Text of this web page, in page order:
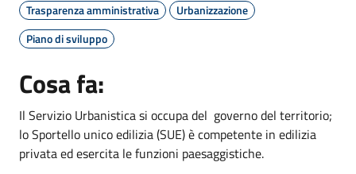
Trasparenza amministrativa
Urbanizzazione
Piano di sviluppo
Cosa fa:
Il Servizio Urbanistica si occupa del governo del territorio;
lo Sportello unico edilizia (SUE) è competente in edilizia
privata ed esercita le funzioni paesaggistiche.